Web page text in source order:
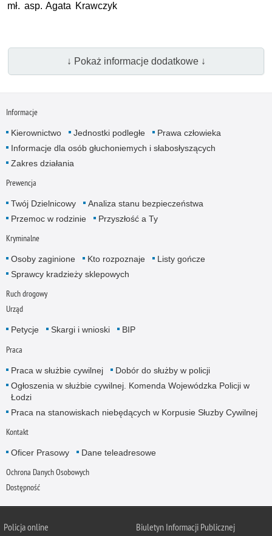
mł. asp. Agata Krawczyk
↓ Pokaż informacje dodatkowe ↓
Informacje
Kierownictwo Jednostki podległe
Prawa człowieka
Informacje dla osób głuchoniemych i słabosłyszących
Zakres działania
Prewencja
Twój Dzielnicowy
Analiza stanu bezpieczeństwa
Przemoc w rodzinie
Przyszłość a Ty
Kryminalne
Osoby zaginione Kto rozpoznaje
Listy gończe
Sprawcy kradzieży sklepowych
Ruch drogowy
Urząd
Petycje Skargi i wnioski BIP
Praca
Praca w służbie cywilnej
Dobór do służby w policji
Ogłoszenia w służbie cywilnej. Komenda Wojewódzka Policji w
Łodzi
Praca na stanowiskach niebędących w Korpusie Słuzby Cywilnej
Kontakt
Oficer Prasowy Dane teleadresowe
Ochrona Danych Osobowych
Dostępność
Policja online Biuletyn Informacji Publicznej